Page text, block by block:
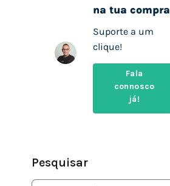
na tua compra
Suporte a um
clique!
Fala
connosco
já!
Pesquisar